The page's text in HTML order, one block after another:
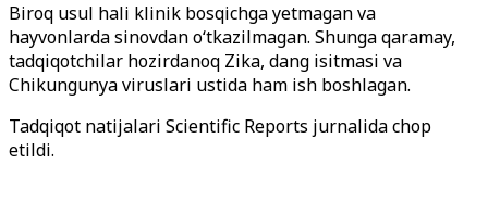
Biroq usul hali klinik bosqichga yetmagan va
hayvonlarda sinovdan o‘tkazilmagan. Shunga qaramay,
tadqiqotchilar hozirdanoq Zika, dang isitmasi va
Chikungunya viruslari ustida ham ish boshlagan.
Tadqiqot natijalari Scientific Reports jurnalida chop
etildi.